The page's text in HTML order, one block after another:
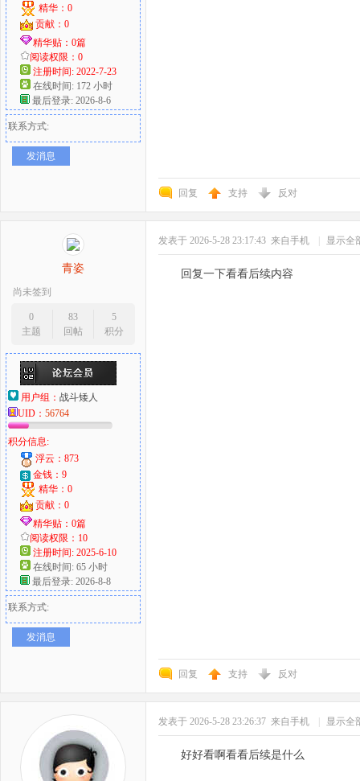
精华：0
贡献：0
精华贴：0篇
阅读权限：0
注册时间: 2022-7-23
在线时间: 172 小时
最后登录: 2026-8-6
联系方式:
发消息
回复 支持 反对
青姿
尚未签到
0
主题
83
回帖
5
积分
用户组： 战斗矮人
UID： 56764
积分信息:
浮云：873
金钱：9
精华：0
贡献：0
精华贴：0篇
阅读权限：10
注册时间: 2025-6-10
在线时间: 65 小时
最后登录: 2026-8-8
联系方式:
发消息
发表于 2026-5-28 23:17:43 来自手机 显示全
回复一下看看后续内容
回复 支持 反对
发表于 2026-5-28 23:26:37 来自手机 显示全
好好看啊看看后续是什么